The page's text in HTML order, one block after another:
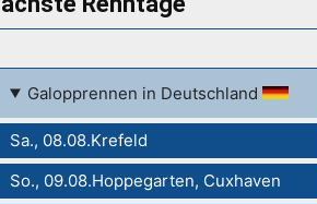
Galopprennen in Deutschland
Sa., 08.08.Krefeld
So., 09.08.Hoppegarten, Cuxhaven